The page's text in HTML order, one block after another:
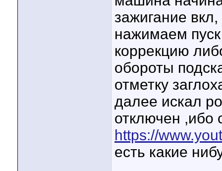
зажигание
нажимаем
коррекцию
обороты
отметку
далее искал
отключен ,ибо
https://
есть какие